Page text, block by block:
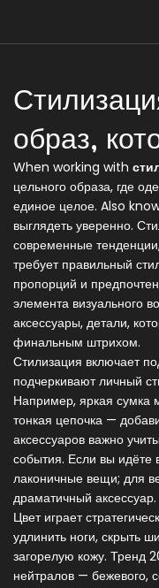
образ,
When working with
цельного образа, где
единое целое. Also
выглядеть уверенно.
современные
требует правильный
пропорций и
элемента визуального
аксессуары, детали,
финальным штрихом.
Стилизация включает
подчеркивают личный
Например, яркая сумка
тонкая цепочка —
аксессуаров важно
события. Если вы идёте
лаконичные вещи; для
драматичный аксессуар.
Цвет играет
удлинить ноги, скрыть
загорелую кожу. Тренд
нейтралов — бежевого,